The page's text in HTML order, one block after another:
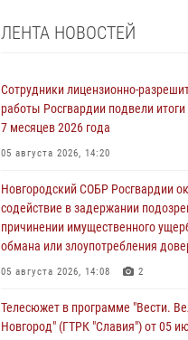
ЛЕНТА НОВОСТЕЙ
Сотрудники лицензионно-
работы Росгвардии подвели
7 месяцев 2026 года
05 августа 2026, 14:20
Новгородский СОБР Росгвардии
содействие в задержании
причинении имущественного
обмана или злоупотребления
05 августа 2026, 14:08 2
Телесюжет в программе "Вести.
Новгород" (ГТРК "Славия") от 05